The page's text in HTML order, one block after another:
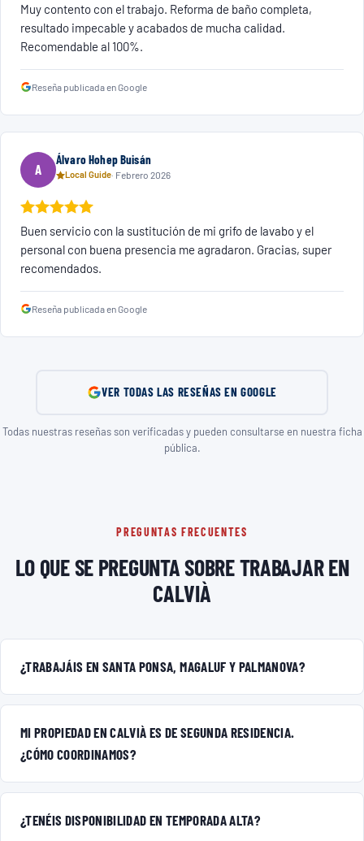
Muy contento con el trabajo. Reforma de baño completa,
resultado impecable y acabados de mucha calidad.
Recomendable al 100%.
Reseña publicada en Google
A
Álvaro Hohep Buisán
Local Guide· Febrero 2026
Buen servicio con la sustitución de mi grifo de lavabo y el
personal con buena presencia me agradaron. Gracias, super
recomendados.
Reseña publicada en Google
VER TODAS LAS RESEÑAS EN GOOGLE
Todas nuestras reseñas son verificadas y pueden consultarse en nuestra ficha
pública.
PREGUNTAS FRECUENTES
LO QUE SE PREGUNTA SOBRE TRABAJAR EN
CALVIÀ
¿TRABAJÁIS EN SANTA PONSA, MAGALUF Y PALMANOVA?
MI PROPIEDAD EN CALVIÀ ES DE SEGUNDA RESIDENCIA.
¿CÓMO COORDINAMOS?
¿TENÉIS DISPONIBILIDAD EN TEMPORADA ALTA?